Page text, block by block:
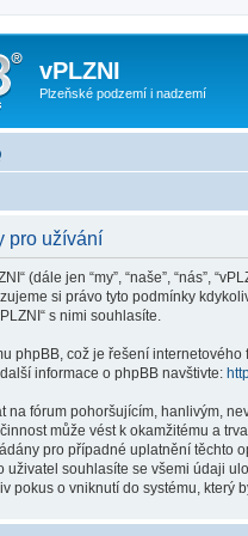
vPLZNI
Plzeňské podzemí i nadzemí
pro užívání
(dále jen “my”, “naše”, “nás”,
si právo tyto podmínky
s nimi souhlasíte.
phpBB, což je řešení internetového
informace o phpBB navštivte:
na fórum pohoršujícím, hanlivým,
může vést k okamžitému a
pro případné uplatnění těchto
uživatel souhlasíte se všemi údaji
pokus o vniknutí do systému, který